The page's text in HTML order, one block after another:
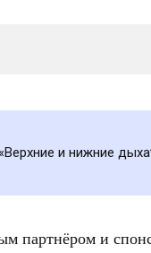
и нижние
партнёром и